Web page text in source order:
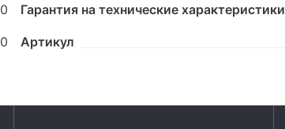
Гарантия на технические характеристики
Артикул